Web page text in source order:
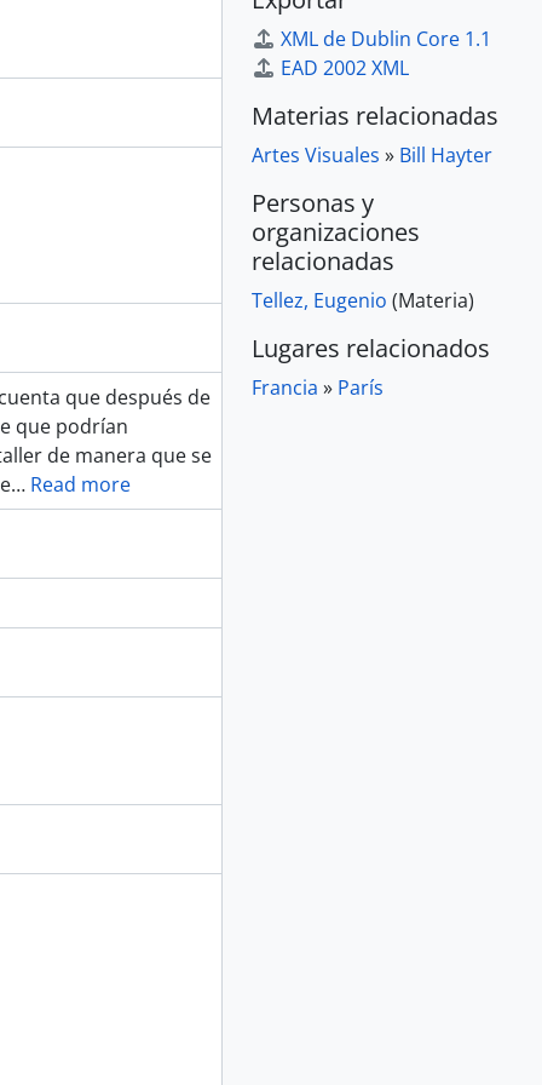
que después de
que podrían
de manera que se
… Read more
XML de Dublin Core 1.1
EAD 2002 XML
Materias relacionadas
Artes Visuales » Bill Hayter
Personas y
organizaciones
relacionadas
Tellez, Eugenio (Materia)
Lugares relacionados
Francia » París